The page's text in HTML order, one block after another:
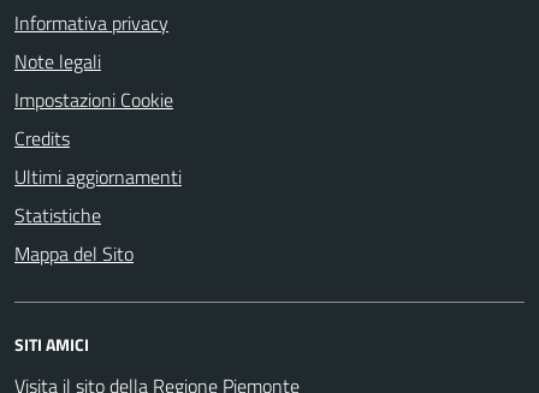
Informativa privacy
Note legali
Impostazioni Cookie
Credits
Ultimi aggiornamenti
Statistiche
Mappa del Sito
SITI AMICI
Visita il sito della Regione Piemonte